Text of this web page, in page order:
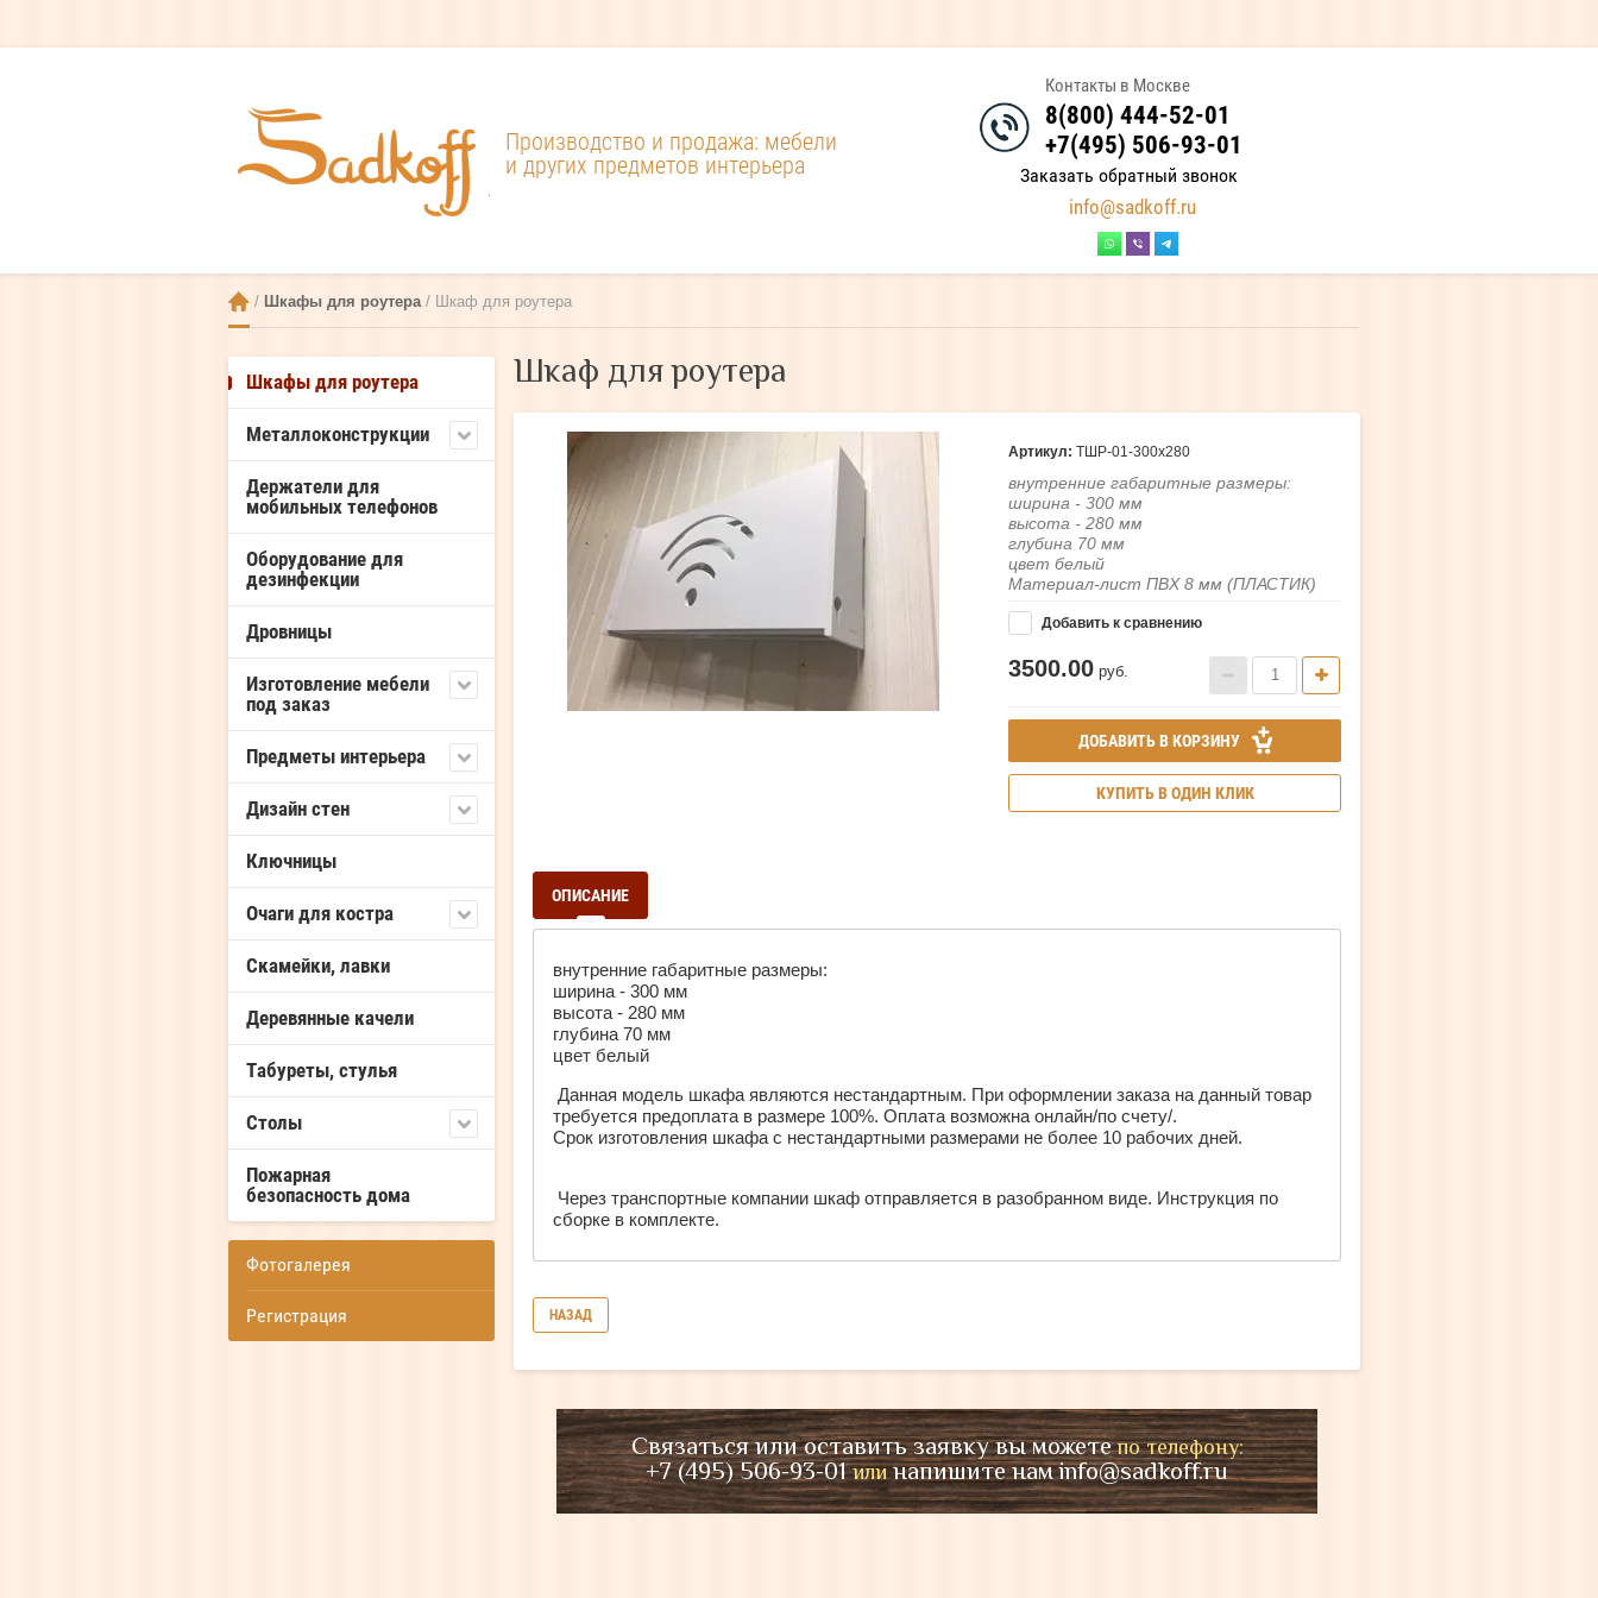
Производство и продажа: мебели
и других предметов интерьера
Контакты в Москве
8(800) 444-52-01
+7(495) 506-93-01
Заказать обратный звонок
info@sadkoff.ru
/ Шкафы для роутера / Шкаф для роутера
Шкафы для роутера
Металлоконструкции
Держатели для
мобильных телефонов
Оборудование для
дезинфекции
Дровницы
Изготовление мебели
под заказ
Предметы интерьера
Дизайн стен
Ключницы
Очаги для костра
Скамейки, лавки
Деревянные качели
Табуреты, стулья
Столы
Пожарная
безопасность дома
Фотогалерея
Регистрация
Шкаф для роутера
Артикул: ТШР-01-300х280
внутренние габаритные размеры:
ширина - 300 мм
высота - 280 мм
глубина 70 мм
цвет белый
Материал-лист ПВХ 8 мм (ПЛАСТИК)
Добавить к сравнению
3500.00 руб.
ДОБАВИТЬ В КОРЗИНУ
КУПИТЬ В ОДИН КЛИК
ОПИСАНИЕ
внутренние габаритные размеры:
ширина - 300 мм
высота - 280 мм
глубина 70 мм
цвет белый
Данная модель шкафа являются нестандартным. При оформлении заказа на данный товар
требуется предоплата в размере 100%. Оплата возможна онлайн/по счету/.
Срок изготовления шкафа с нестандартными размерами не более 10 рабочих дней.
Через транспортные компании шкаф отправляется в разобранном виде. Инструкция по
сборке в комплекте.
НАЗАД
Связаться или оставить заявку вы можетепо телефону:
+7 (495) 506-93-01илинапишите намinfo@sadkoff.ru